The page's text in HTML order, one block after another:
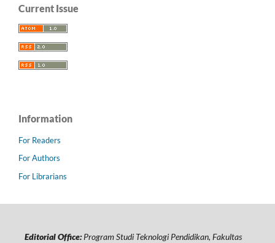
Current Issue
Information
For Readers
For Authors
For Librarians
Editorial Office:Program Studi Teknologi Pendidikan, Fakultas